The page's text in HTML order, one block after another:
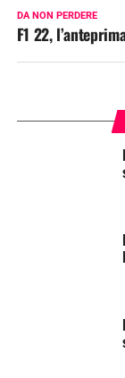
DA NON PERDERE
F1 22,